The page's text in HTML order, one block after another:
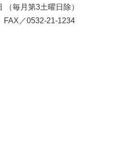
毎月第3土曜日除）
／0532-21-1234